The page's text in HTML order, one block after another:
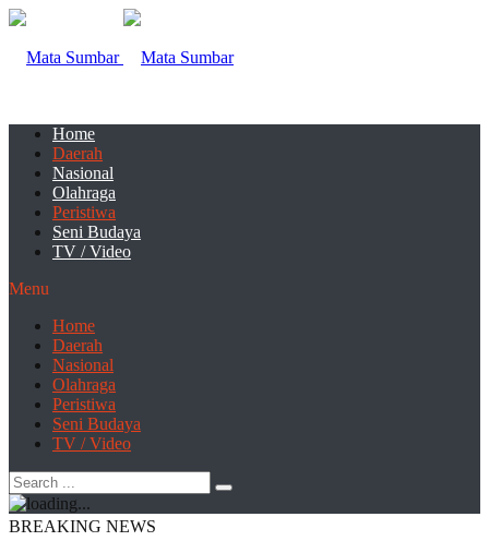
Home
Daerah
Nasional
Olahraga
Peristiwa
Seni Budaya
TV / Video
Menu
Home
Daerah
Nasional
Olahraga
Peristiwa
Seni Budaya
TV / Video
BREAKING NEWS